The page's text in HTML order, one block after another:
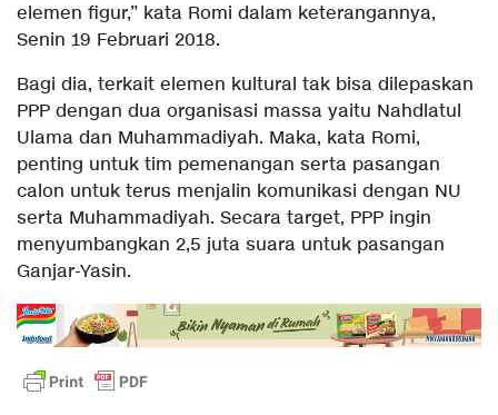
elemen figur,” kata Romi dalam keterangannya,
Senin 19 Februari 2018.
Bagi dia, terkait elemen kultural tak bisa dilepaskan
PPP dengan dua organisasi massa yaitu Nahdlatul
Ulama dan Muhammadiyah. Maka, kata Romi,
penting untuk tim pemenangan serta pasangan
calon untuk terus menjalin komunikasi dengan NU
serta Muhammadiyah. Secara target, PPP ingin
menyumbangkan 2,5 juta suara untuk pasangan
Ganjar-Yasin.